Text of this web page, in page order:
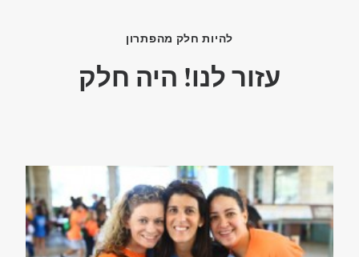
להיות חלק מהפתרון
עזור לנו! היה חלק